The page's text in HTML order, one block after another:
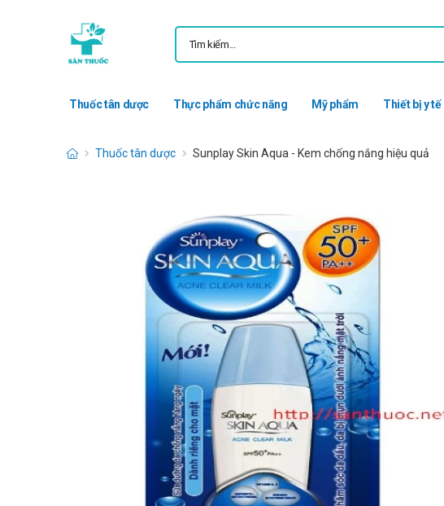
Thuốc tân dược Thực phẩm chức năng Mỹ phẩm Thiết bị y tế
Thuốc tân dược Sunplay Skin Aqua - Kem chống nắng hiệu quả